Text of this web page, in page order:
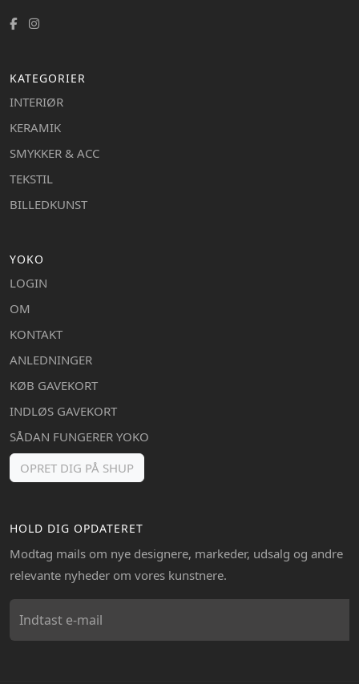
KATEGORIER
INTERIØR
KERAMIK
SMYKKER & ACC
TEKSTIL
BILLEDKUNST
YOKO
LOGIN
OM
KONTAKT
ANLEDNINGER
KØB GAVEKORT
INDLØS GAVEKORT
SÅDAN FUNGERER YOKO
OPRET DIG PÅ SHUP
HOLD DIG OPDATERET
Modtag mails om nye designere, markeder, udsalg og andre
relevante nyheder om vores kunstnere.